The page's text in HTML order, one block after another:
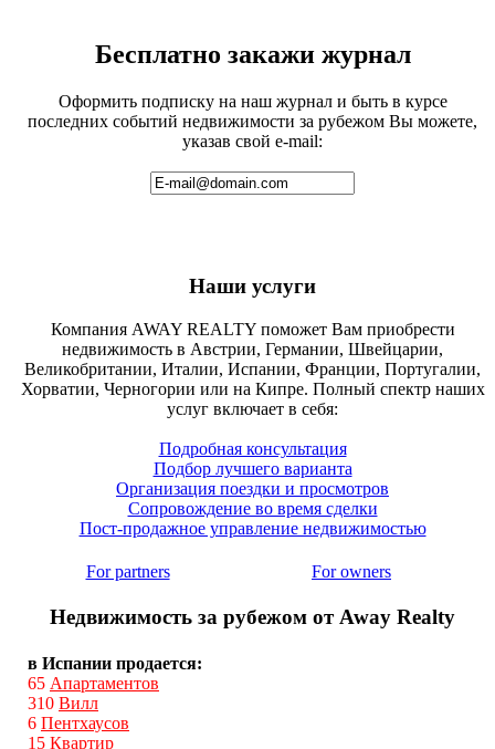
Бесплатно закажи журнал
Оформить подписку на наш журнал и быть в курсе
последних событий недвижимости за рубежом Вы можете,
указав свой e-mail:
Наши услуги
Компания AWAY REALTY поможет Вам приобрести
недвижимость в Австрии, Германии, Швейцарии,
Великобритании, Италии, Испании, Франции, Португалии,
Хорватии, Черногории или на Кипре. Полный спектр наших
услуг включает в себя:
Подробная консультация
Подбор лучшего варианта
Организация поездки и просмотров
Сопровождение во время сделки
Пост-продажное управление недвижимостью
For partners For owners
Недвижимость за рубежом от Away Realty
в Испании продается:
65 Апартаментов
310 Вилл
6 Пентхаусов
15 Квартир